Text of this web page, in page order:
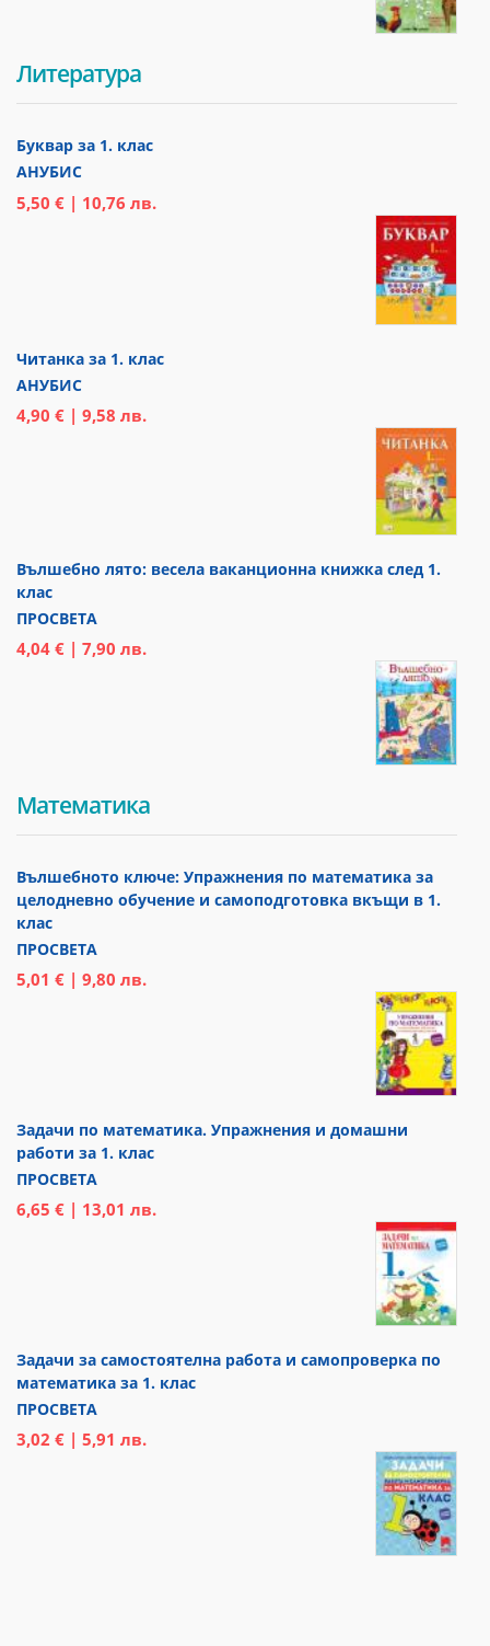
Литература
Буквар за 1. клас
АНУБИС
5,50 € | 10,76 лв.
Читанка за 1. клас
АНУБИС
4,90 € | 9,58 лв.
Вълшебно лято: весела ваканционна книжка след 1.
клас
ПРОСВЕТА
4,04 € | 7,90 лв.
Математика
Вълшебното ключе: Упражнения по математика за
целодневно обучение и самоподготовка вкъщи в 1.
клас
ПРОСВЕТА
5,01 € | 9,80 лв.
Задачи по математика. Упражнения и домашни
работи за 1. клас
ПРОСВЕТА
6,65 € | 13,01 лв.
Задачи за самостоятелна работа и самопроверка по
математика за 1. клас
ПРОСВЕТА
3,02 € | 5,91 лв.